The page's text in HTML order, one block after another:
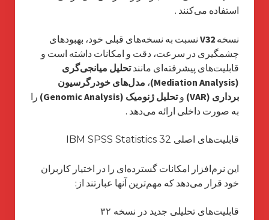
استفاده می‌کنند .
نسخه V32نسبت به نسخه‌های قبلی خود، بهبودهای
چشمگیری در سرعت، دقت و امکانات داشته است و
قابلیت‌های پیشرفته‌ای مانندتحلیل میانجی‌گری
(Mediation Analysis)
، مدل‌های خودرگرسیون
برداری (VAR)
وتحلیل ژنومیک (Genomic Analysis)
را
به صورت داخلی ارائه می‌دهد .
قابلیت‌های اصلی IBM SPSS Statistics 32
این نرم‌افزار امکانات گسترده‌ای را در اختیار کاربران
خود قرار می‌دهد که مهم‌ترین آنها عبارتند از:
قابلیت‌های تحلیلی جدید در نسخه ۳۲